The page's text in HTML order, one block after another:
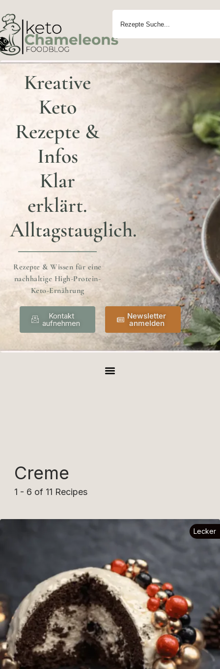
Kreative
Keto
Rezepte &
Infos
Klar
erklärt.
Alltagstauglich.
Rezepte & Wissen für eine
nachhaltige High-Protein-
Keto-Ernährung
Kontakt
aufnehmen
Newsletter
anmelden
Creme
1 - 6 of 11 Recipes
Lecker